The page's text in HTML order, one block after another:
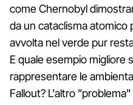
come Chernobyl
da un cataclisma
avvolta nel verde pur
E quale esempio migliore
rappresentare le
Fallout? L'altro